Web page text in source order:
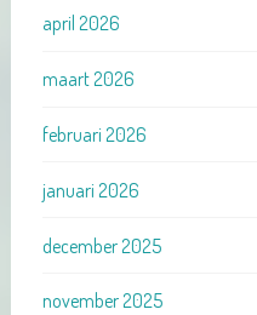
april 2026
maart 2026
februari 2026
januari 2026
december 2025
november 2025